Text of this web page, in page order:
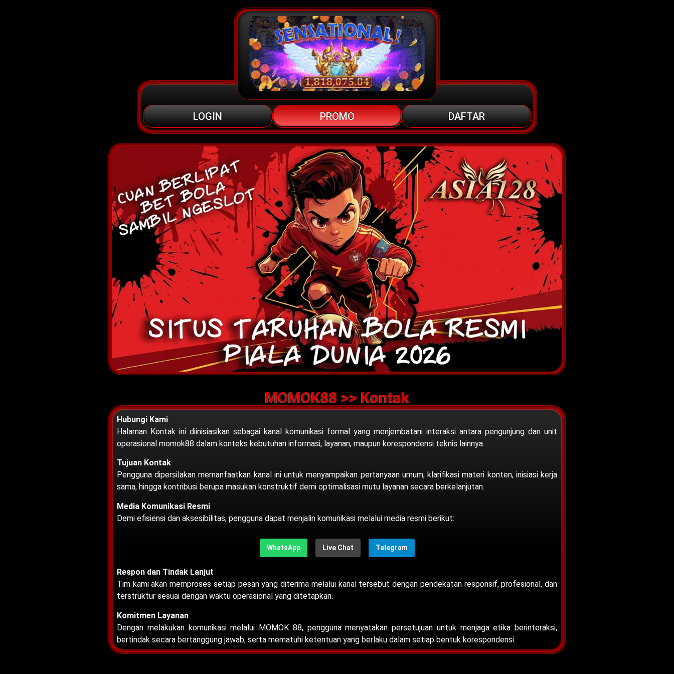
LOGIN PROMO DAFTAR
MOMOK88 >> Kontak
Hubungi Kami
Halaman Kontak ini diinisiasikan sebagai kanal komunikasi formal yang menjembatani interaksi antara pengunjung dan unit
operasional momok88 dalam konteks kebutuhan informasi, layanan, maupun korespondensi teknis lainnya.
Tujuan Kontak
Pengguna dipersilakan memanfaatkan kanal ini untuk menyampaikan pertanyaan umum, klarifikasi materi konten, inisiasi kerja
sama, hingga kontribusi berupa masukan konstruktif demi optimalisasi mutu layanan secara berkelanjutan.
Media Komunikasi Resmi
Demi efisiensi dan aksesibilitas, pengguna dapat menjalin komunikasi melalui media resmi berikut:
WhatsApp Live Chat Telegram
Respon dan Tindak Lanjut
Tim kami akan memproses setiap pesan yang diterima melalui kanal tersebut dengan pendekatan responsif, profesional, dan
terstruktur sesuai dengan waktu operasional yang ditetapkan.
Komitmen Layanan
Dengan melakukan komunikasi melalui MOMOK 88, pengguna menyatakan persetujuan untuk menjaga etika berinteraksi,
bertindak secara bertanggung jawab, serta mematuhi ketentuan yang berlaku dalam setiap bentuk korespondensi.